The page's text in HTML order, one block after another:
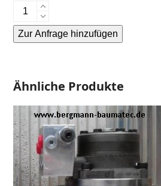
Kubota
KX080.4-
Fahrantrieb-
Finale
Drive-
Menge
Zur Anfrage hinzufügen
Ähnliche Produkte